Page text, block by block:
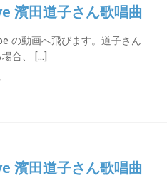
濱田道子さん歌唱曲
の動画へ飛びます。道子さん
合、 […]
濱田道子さん歌唱曲